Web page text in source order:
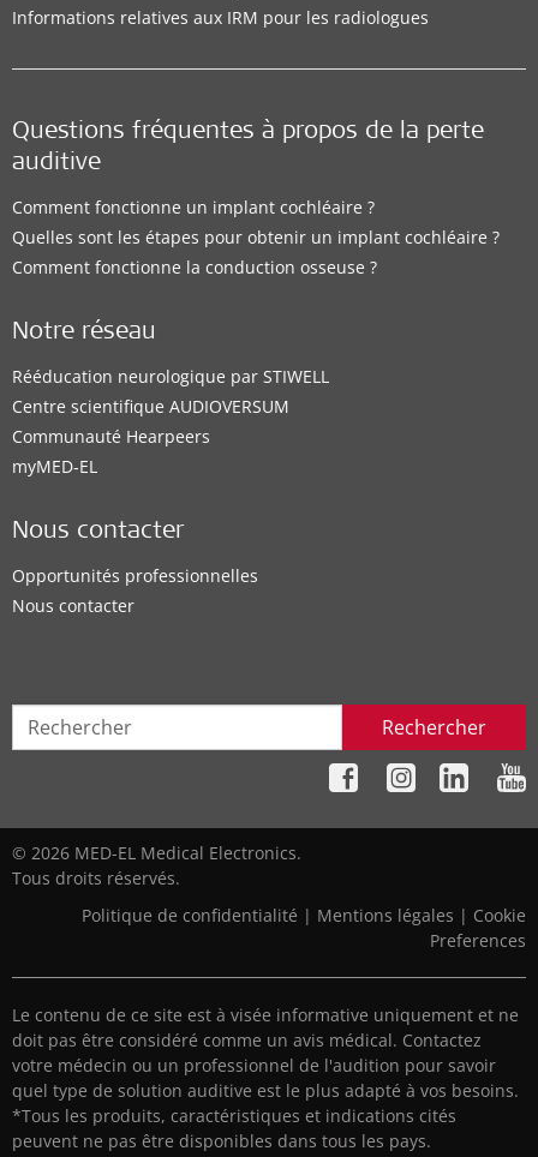
Informations relatives aux IRM pour les radiologues
Questions fréquentes à propos de la perte
auditive
Comment fonctionne un implant cochléaire ?
Quelles sont les étapes pour obtenir un implant cochléaire ?
Comment fonctionne la conduction osseuse ?
Notre réseau
Rééducation neurologique par STIWELL
Centre scientifique AUDIOVERSUM
Communauté Hearpeers
myMED‑EL
Nous contacter
Opportunités professionnelles
Nous contacter
Rechercher
© 2026 MED-EL Medical Electronics.
Tous droits réservés.
Politique de confidentialité | Mentions légales | Cookie
Preferences
Le contenu de ce site est à visée informative uniquement et ne
doit pas être considéré comme un avis médical. Contactez
votre médecin ou un professionnel de l'audition pour savoir
quel type de solution auditive est le plus adapté à vos besoins.
*Tous les produits, caractéristiques et indications cités
peuvent ne pas être disponibles dans tous les pays.